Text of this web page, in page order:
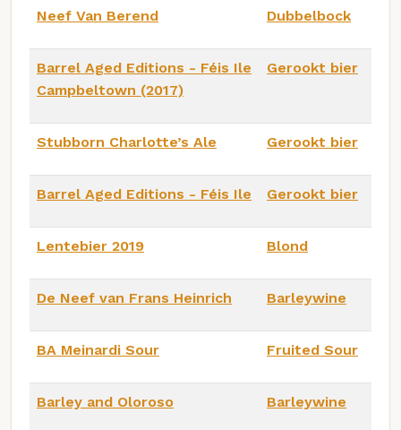
Neef Van Berend Dubbelbock
Barrel Aged Editions - Féis Ile
Campbeltown (2017)
Gerookt bier
Stubborn Charlotte’s Ale Gerookt bier
Barrel Aged Editions - Féis Ile Gerookt bier
Lentebier 2019 Blond
De Neef van Frans Heinrich Barleywine
BA Meinardi Sour Fruited Sour
Barley and Oloroso Barleywine